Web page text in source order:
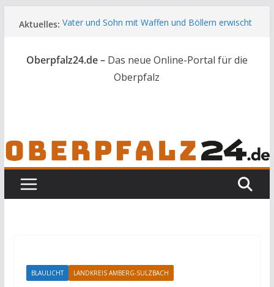
Inhalt
Aktuelles: Vater und Sohn mit Waffen und Böllern erwischt
Audi prallt gegen Brückengeländer in Weiden
Ortsumgehung Waldershof ist eröffnet
Deutsch-amerikanischer Schüleraustausch zu
Oberpfalz24.de – Das neue Online-Portal für die
Oberpfalz
BLAULICHT LANDKREIS AMBERG-SULZBACH